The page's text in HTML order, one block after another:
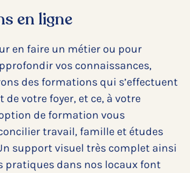
en ligne
en faire un métier ou pour
vos connaissances,
des formations qui s’effectuent
de votre foyer, et ce, à votre
de formation vous
travail, famille et études
support visuel très complet ainsi
pratiques dans nos locaux font